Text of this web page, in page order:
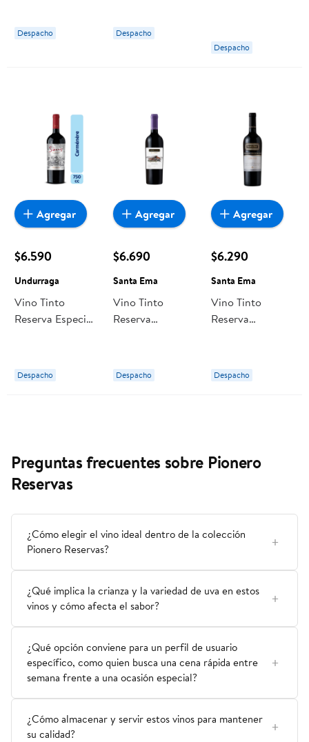
Cuvée 13.5°
Botella
Despacho
Chivilingo
Despacho
Despacho
$6.590
Undurraga
Vino Tinto
Reserva Especial
Botella 750 ml
Undurraga
Despacho
Agregar
$6.690
Santa Ema
Vino Tinto
Reserva
Santa Ema
Despacho
Agregar
$6.290
Santa Ema
Vino Tinto
Reserva
Santa Ema
Despacho
Agregar
Preguntas frecuentes sobre Pionero
Reservas
¿Cómo elegir el vino ideal dentro de la colección
Pionero Reservas?
¿Qué implica la crianza y la variedad de uva en estos
vinos y cómo afecta el sabor?
¿Qué opción conviene para un perfil de usuario
específico, como quien busca una cena rápida entre
semana frente a una ocasión especial?
¿Cómo almacenar y servir estos vinos para mantener
su calidad?